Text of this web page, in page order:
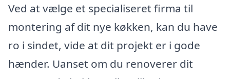
Ved at vælge et specialiseret firma til
montering af dit nye køkken, kan du have
ro i sindet, vide at dit projekt er i gode
hænder. Uanset om du renoverer dit